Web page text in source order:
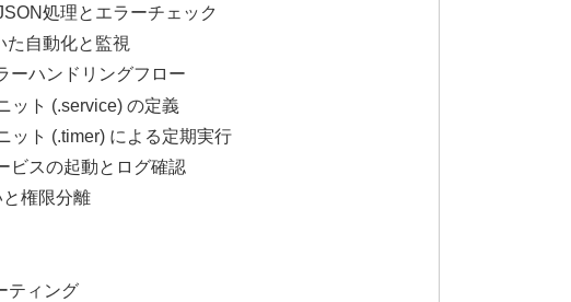
処理とエラーチェック
た自動化と監視
ーハンドリングフロー
ット (.service) の定義
ット (.timer) による定期実行
ビスの起動とログ確認
権限分離
ティング